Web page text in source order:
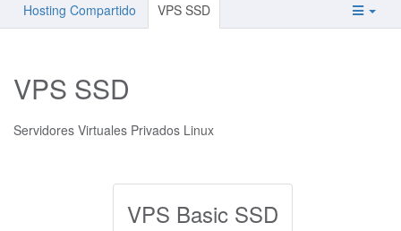
Hosting Compartido VPS SSD
VPS SSD
Servidores Virtuales Privados Linux
VPS Basic SSD